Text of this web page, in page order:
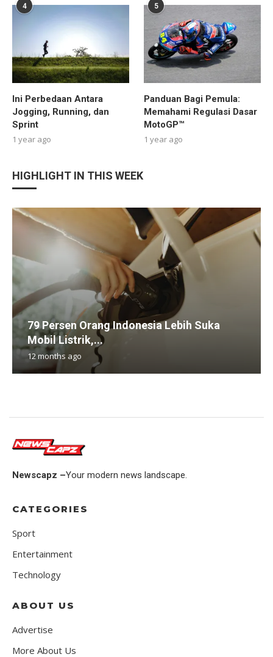
4
Ini Perbedaan Antara
Jogging, Running, dan
Sprint
1 year ago
5
Panduan Bagi Pemula:
Memahami Regulasi Dasar
MotoGP™
1 year ago
HIGHLIGHT IN THIS WEEK
79 Persen Orang Indonesia Lebih Suka
Mobil Listrik,...
12 months ago
Newscapz –Your modern news landscape.
CATEGORIES
Sport
Entertainment
Technology
ABOUT US
Advertise
More About Us